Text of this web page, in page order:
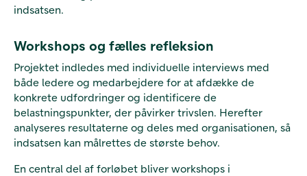
indsatsen.
Workshops og fælles refleksion
Projektet indledes med individuelle interviews med
både ledere og medarbejdere for at afdække de
konkrete udfordringer og identificere de
belastningspunkter, der påvirker trivslen. Herefter
analyseres resultaterne og deles med organisationen, så
indsatsen kan målrettes de største behov.
En central del af forløbet bliver workshops i